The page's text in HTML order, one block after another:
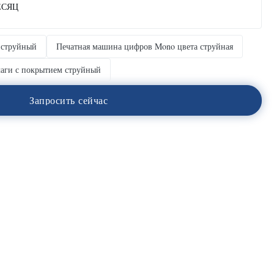
Печатная машина цифров Mono цвета струйная
с покрытием струйный
Запросить сейчас